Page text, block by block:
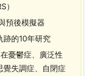
預後模擬器
跡的10年研究
憂鬱症、廣泛性
覺失調症、自閉症